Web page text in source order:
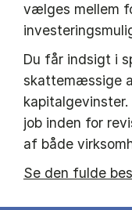
vælges mellem
Du får indsigt i
skattemæssige
job inden for
af både
Se den fulde